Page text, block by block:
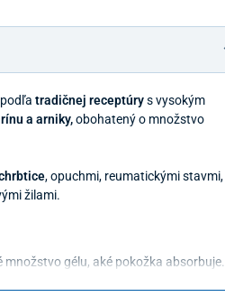
tradičnej receptúrys vysokým
a arniky,obohatený o množstvo
, opuchmi, reumatickými stavmi,
žilami.
gélu, aké pokožka